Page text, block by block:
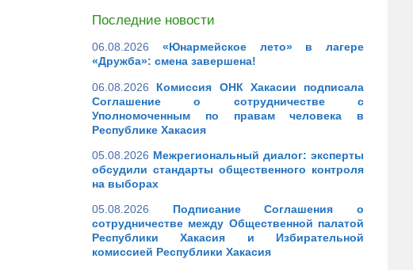
Последние новости
06.08.2026
«Юнармейское лето» в лагере
«Дружба»: смена завершена!
06.08.2026
Комиссия ОНК Хакасии подписала
Соглашение о сотрудничестве с
Уполномоченным по правам человека в
Республике Хакасия
05.08.2026 Межрегиональный диалог: эксперты
обсудили стандарты общественного контроля
на выборах
05.08.2026
Подписание Соглашения о
сотрудничестве между Общественной палатой
Республики Хакасия и Избирательной
комиссией Республики Хакасия